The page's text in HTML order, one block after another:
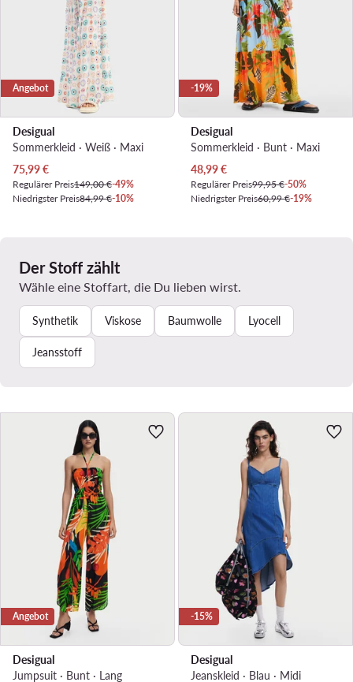
Angebot
Desigual
Sommerkleid · Weiß · Maxi
Aktueller Preis
75,99€
Regulärer Preis149,00 €-49%
Niedrigster Preis84,99 €-10%
-19%
Desigual
Sommerkleid · Bunt · Maxi
Aktueller Preis
48,99€
Regulärer Preis99,95 €-50%
Niedrigster Preis60,99 €-19%
Der Stoff zählt
Wähle eine Stoffart, die Du lieben wirst.
Synthetik Viskose Baumwolle Lyocell
Jeansstoff
Angebot
Desigual
Jumpsuit · Bunt · Lang
-15%
Desigual
Jeanskleid · Blau · Midi